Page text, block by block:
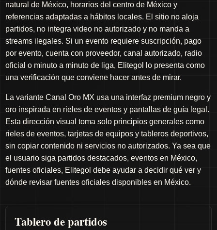
natural de México, horarios del centro de México y
referencias adaptadas a hábitos locales. El sitio no aloja
partidos, no integra video no autorizado y no manda a
streams ilegales. Si un evento requiere suscripción, pago
por evento, cuenta con proveedor, canal autorizado, radio
oficial o minuto a minuto de liga, Elitegol lo presenta como
una verificación que conviene hacer antes de mirar.
La variante Canal Oro MX usa una interfaz premium negro y
oro inspirada en rieles de eventos y pantallas de guía legal.
Esta dirección visual toma solo principios generales como
rieles de eventos, tarjetas de equipos y tableros deportivos,
sin copiar contenido ni servicios no autorizados. Ya sea que
el usuario siga partidos destacados, eventos en México,
fuentes oficiales, Elitegol debe ayudar a decidir qué ver y
dónde revisar fuentes oficiales disponibles en México.
Tablero de partidos